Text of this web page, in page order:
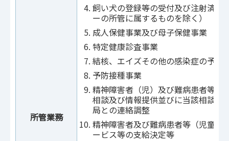
所管業務
飼い犬の登録等の受付及び注射済票
ーの所管に属するものを除く）
成人保健事業及び母子保健事業
特定健康診査事業
結核、エイズその他の感染症の予防
予防接種事業
精神障害者（児）及び難病患者等に
相談及び情報提供並びに当該相談に
局との連絡調整
精神障害者及び難病患者等（児童を
ービス等の支給決定等